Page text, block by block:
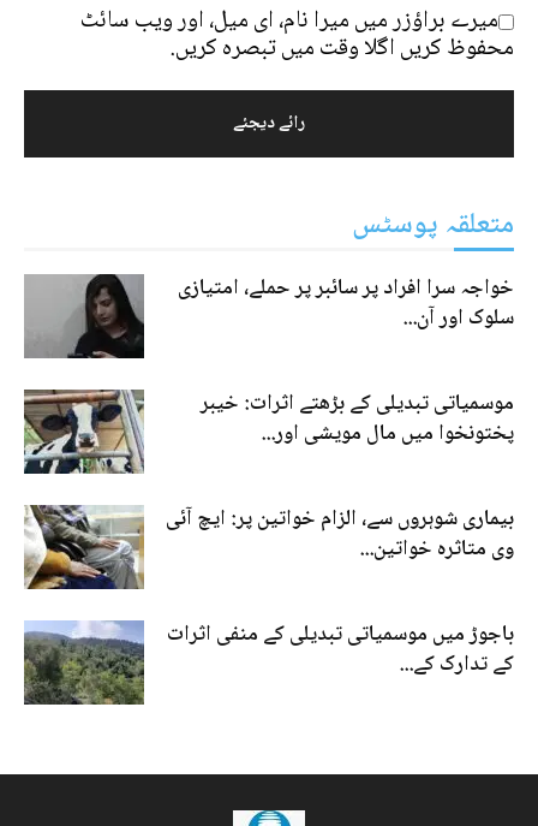
میرے براؤزر میں میرا نام، ای میل، اور ویب سائٹ
محفوظ کریں اگلا وقت میں تبصرہ کریں.
متعلقہ پوسٹس
خواجہ سرا افراد پر سائبر پر حملے، امتیازی
سلوک اور آن...
موسمیاتی تبدیلی کے بڑھتے اثرات: خیبر
پختونخوا میں مال مویشی اور...
بیماری شوہروں سے، الزام خواتین پر: ایچ آئی
وی متاثرہ خواتین...
باجوڑ میں موسمیاتی تبدیلی کے منفی اثرات
کے تدارک کے...